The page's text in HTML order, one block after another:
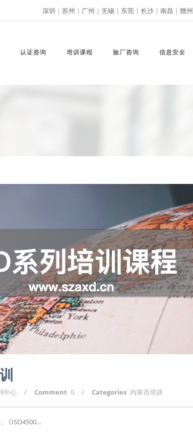
深圳 | 苏州 | 广州 | 无锡 | 东莞 | 长沙 | 南昌 | 赣州
认证咨询 培训课程 验厂咨询 信息安全
中心 / Comment 0 / Categories 内审员培训
《ISO4500...